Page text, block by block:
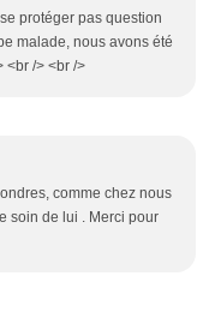
protéger pas question
malade, nous avons été
<br /> <br />
comme chez nous
soin de lui . Merci pour